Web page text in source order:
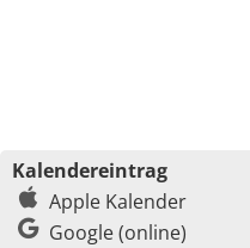
Kalendereintrag
Apple Kalender
Google (online)